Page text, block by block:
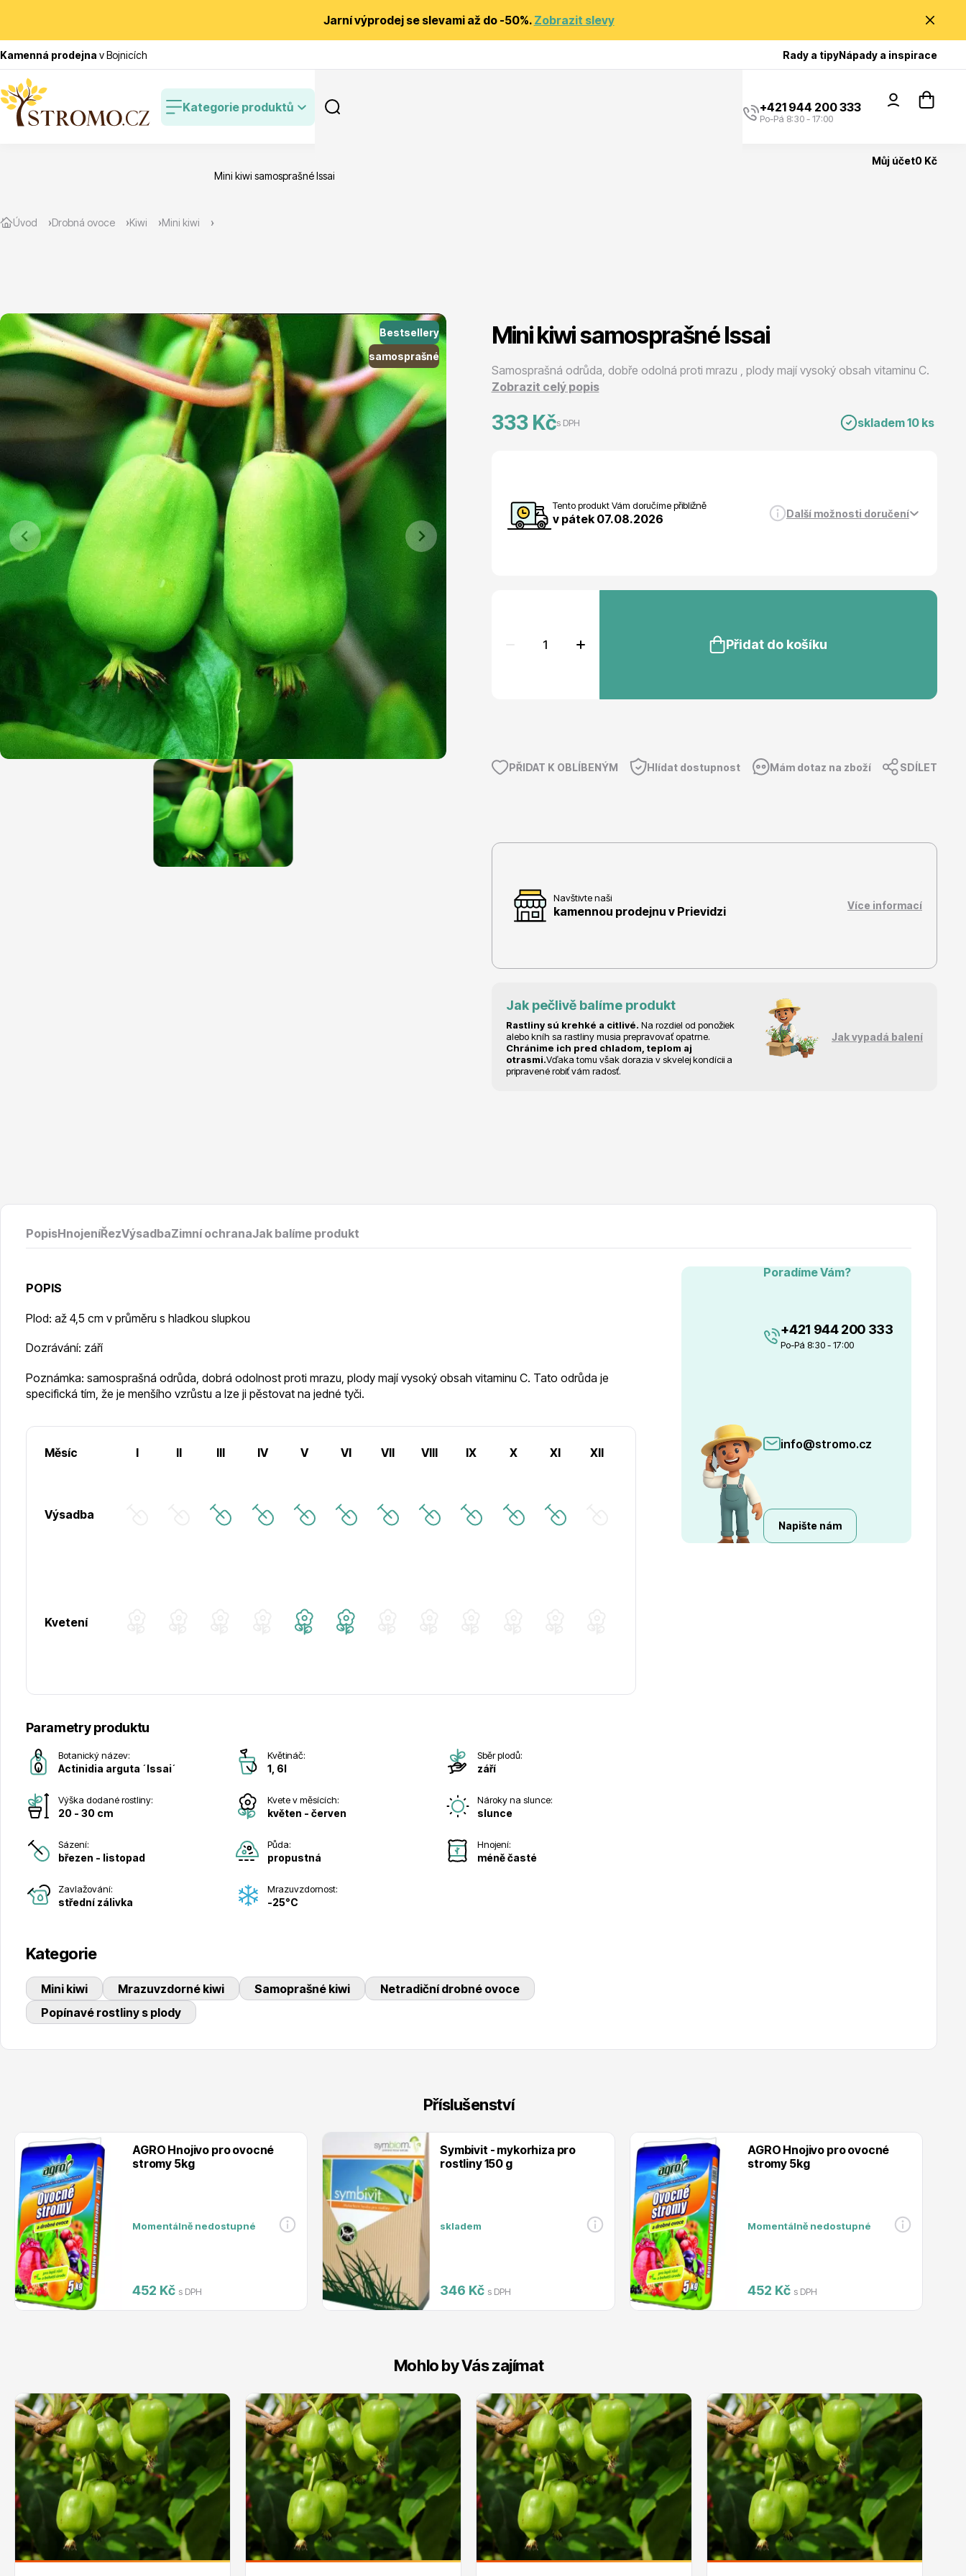
Jarní výprodej se slevami až do -50%. Zobrazit slevy
Kamenná prodejna v Bojnicích Rady a tipyNápady a inspirace
Kategorie produktů
Poradíme Vám?
+421 944 200 333
Po-Pá 8:30 - 17:00
Můj účet0 Kč
Zlevněné
Jehličnany
Vřesovištní rostliny
Vánoční stromky v květináčích a
řezané
Magnólie
Vzrostlé stromy
Nářadí, příslušenství
Postřiky, přípravky
Hortenzie
Azalky a rododendrony
Trvalky
Okrasné trávy
Okrasné keře
Listnaté stromy
Úvod Drobná ovoce Kiwi Mini kiwi
Mini kiwi samosprašné Issai
Mini kiwi samosprašné Issai
Samosprašná odrůda, dobře odolná proti mrazu , plody mají vysoký obsah vitaminu C.
Zobrazit celý popis
333 Kčs DPH skladem 10 ks
Tento produkt Vám doručíme přibližně
v pátek 07.08.2026 Další možnosti doručení
Přidat do košíku
PŘIDAT K OBLÍBENÝM Hlídat dostupnost Mám dotaz na zboží SDÍLET
Navštivte naši
kamennou prodejnu v Prievidzi Více informací
Jak pečlivě balíme produkt
Rastliny sú krehké a citlivé. Na rozdiel od ponožiek
alebo kníh sa rastliny musia prepravovať opatrne.
Chránime ich pred chladom, teplom aj
otrasmi.Vďaka tomu však dorazia v skvelej kondícii a
pripravené robiť vám radosť.
Jak vypadá balení
Bestsellery
samosprašné
PopisHnojeníŘezVýsadbaZimní ochranaJak balíme produkt
POPIS
Plod: až 4,5 cm v průměru s hladkou slupkou
Dozrávání: září
Poznámka: samosprašná odrůda, dobrá odolnost proti mrazu, plody mají vysoký obsah vitaminu C. Tato odrůda je
specifická tím, že je menšího vzrůstu a lze ji pěstovat na jedné tyči.
Měsíc I II III IV V VI VII VIII IX X XI XII
Výsadba
Kvetení
Parametry produktu
Botanický název:
Actinidia arguta ´Issai´
Květináč:
1, 6l
Sběr plodů:
září
Výška dodané rostliny:
20 - 30 cm
Kvete v měsících:
květen - červen
Nároky na slunce:
slunce
Sázení:
březen - listopad
Půda:
propustná
Hnojení:
méně časté
Zavlažování:
střední zálivka
Mrazuvzdornost:
-25°C
Kategorie
Mini kiwi Mrazuvzdorné kiwi Samoprašné kiwi
Netradiční drobné ovoce
Popínavé rostliny s plody
Poradíme Vám?
+421 944 200 333
Po-Pá 8:30 - 17:00
info@stromo.cz
Napište nám
Příslušenství
AGRO Hnojivo pro ovocné
stromy 5kg
Momentálně nedostupné
452 Kč s DPH
Symbivit - mykorhiza pro
rostliny 150 g
skladem
346 Kč s DPH
AGRO Hnojivo pro ovocné
stromy 5kg
Momentálně nedostupné
452 Kč s DPH
Mohlo by Vás zajímat